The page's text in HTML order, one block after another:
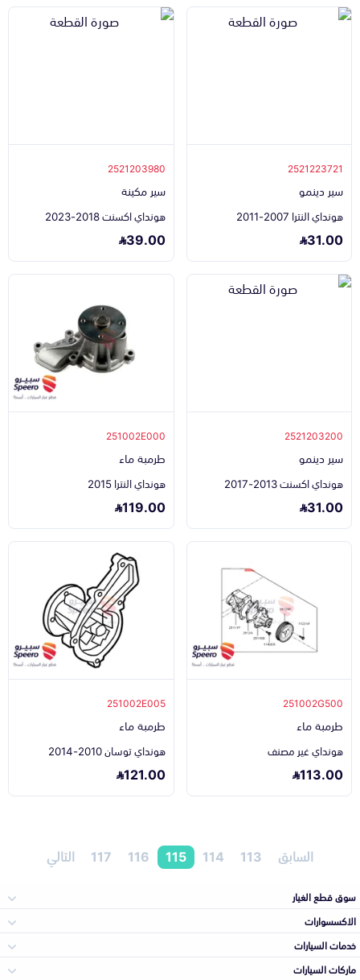
2521223721
سير دينمو
هونداي النترا 2007-2011
31.00
2521203980
سير مكينة
هونداي اكسنت 2018-2023
39.00
2521203200
سير دينمو
هونداي اكسنت 2013-2017
31.00
251002E000
طرمبة ماء
هونداي النترا 2015
119.00
251002G500
طرمبة ماء
هونداي غير مصنف
113.00
251002E005
طرمبة ماء
هونداي توسان 2010-2014
121.00
السابق 113
114
115
116
117 التالي
سوق قطع الغيار
الصدامات و الشبوك
الاكسسوارات
خدمات السيارات
ماركات السيارات